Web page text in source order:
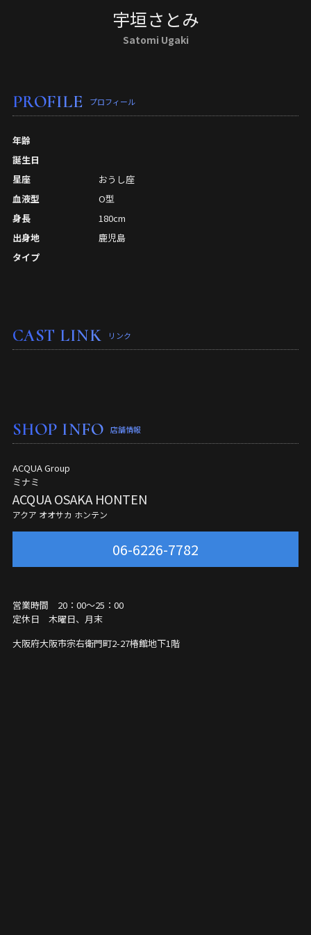
宇垣さとみ
Satomi Ugaki
PROFILE プロフィール
年齢
誕生日
星座
おうし座
血液型
O型
身長
180cm
出身地
鹿児島
タイプ
CAST LINK リンク
SHOP INFO 店舗情報
ACQUA Group
ミナミ
ACQUA OSAKA HONTEN
アクア オオサカ ホンテン
06-6226-7782
営業時間 20：00～25：00
定休日 木曜日、月末
大阪府大阪市宗右衛門町2-27椿館地下1階